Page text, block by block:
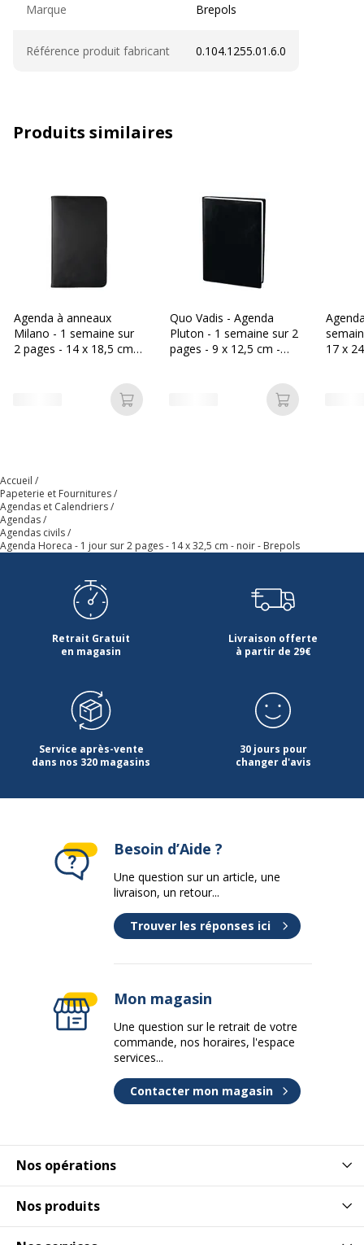
Marque Brepols
Référence produit fabricant 0.104.1255.01.6.0
Produits similaires
Agenda à anneaux
Milano - 1 semaine sur
2 pages - 14 x 18,5 cm -
Ajouter au panier
Quo Vadis - Agenda
Pluton - 1 semaine sur 2
pages - 9 x 12,5 cm -
Ajouter au
17 x
Accueil
Papeterie et Fournitures
Agendas et Calendriers
Agendas
Agendas civils
Agenda Horeca - 1 jour sur 2 pages - 14 x 32,5 cm - noir - Brepols
Retrait Gratuit
en magasin
Livraison offerte
à partir de 29€
Service après-vente
dans nos 320 magasins
30 jours pour
changer d'avis
Nos opérations
Nos produits
Besoin d’Aide ?
Une question sur un article, une
livraison, un retour...
Trouver les réponses ici
Mon magasin
Une question sur le retrait de votre
commande, nos horaires, l'espace
services...
Contacter mon magasin